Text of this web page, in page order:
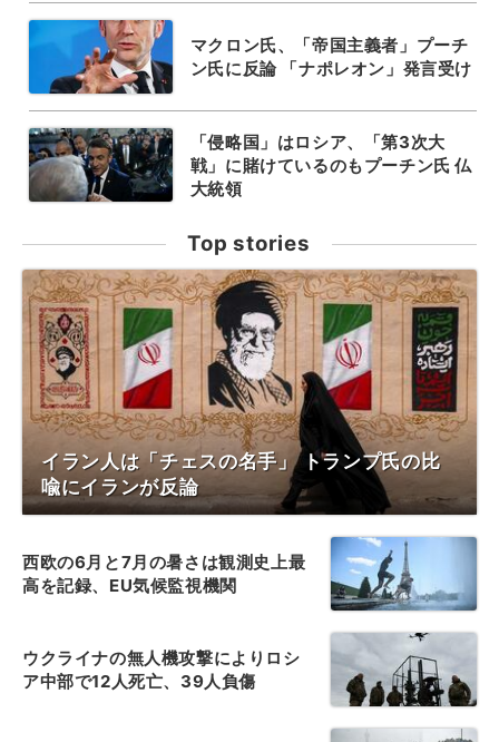
マクロン氏、「帝国主義者」プーチ
ン氏に反論 「ナポレオン」発言受け
「侵略国」はロシア、「第3次大
戦」に賭けているのもプーチン氏 仏
大統領
Top stories
イラン人は「チェスの名手」 トランプ氏の比
喩にイランが反論
西欧の6月と7月の暑さは観測史上最
高を記録、EU気候監視機関
ウクライナの無人機攻撃によりロシ
ア中部で12人死亡、39人負傷